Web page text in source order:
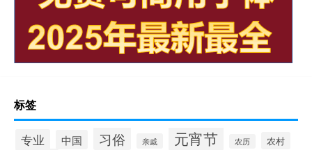
标签
专业 中国 习俗 亲戚 元宵节 农历 农村